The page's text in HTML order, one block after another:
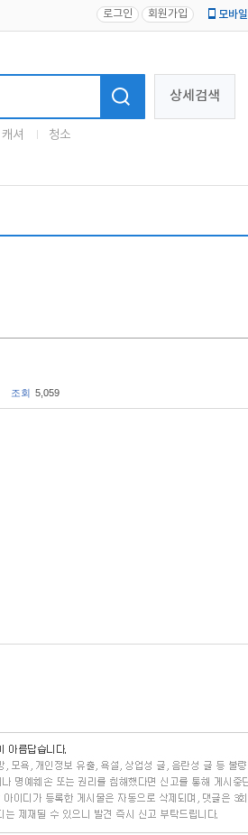
로그인 회원가입 모바일
상세검색
캐셔 청소
조회 5,059